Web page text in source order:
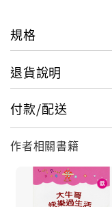
規格
退貨說明
付款/配送
作者相關書籍